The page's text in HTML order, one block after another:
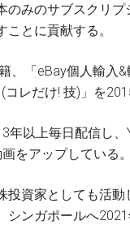
のみのサブスクリ
とに貢献する。
、「eBay個人輸入
レだけ! 技)」を
年以上毎日配信し、
をアップしている。
投資家としても活動
シンガポールへ